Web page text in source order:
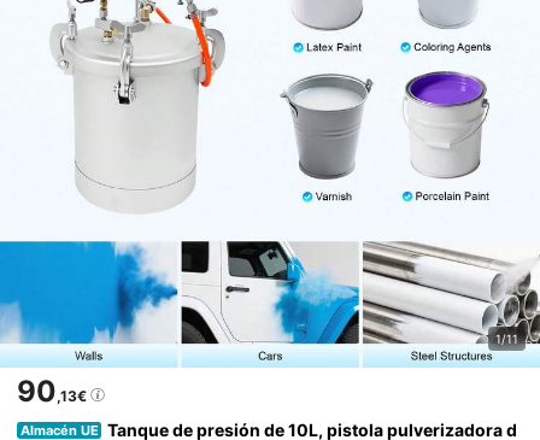
1/11
90,13€
Almacén UE Tanque de presión de 10L, pistola pulverizadora d